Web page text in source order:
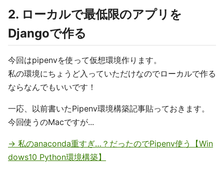
2. ローカルで最低限のアプリを
Djangoで作る
今回はpipenvを使って仮想環境作ります。
私の環境にちょうど入っていただけなのでローカルで作る
ならなんでもいいです！
一応、以前書いたPipenv環境構築記事貼っておきます。
今回使うのMacですが...
-> 私のanaconda重すぎ…？だったのでPipenv使う【Win
dows10 Python環境構築】